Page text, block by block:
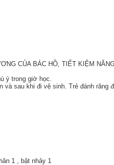
CỦA BÁC HỒ, TIẾT KIỆM
ý trong giờ học.
sau khi đi vệ sinh. Trẻ đánh răng
1 , bật nhảy 1